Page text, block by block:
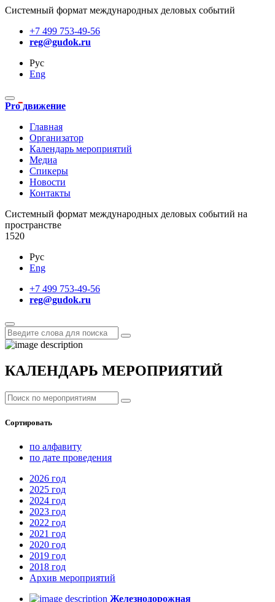
Системный формат международных деловых событий
+7 499 753-49-56
reg@gudok.ru
Рус
Eng
Pro движение
Главная
Организатор
Календарь мероприятий
Медиа
Спикеры
Новости
Контакты
Cистемный формат международных деловых событий на
пространстве
1520
Рус
Eng
+7 499 753-49-56
reg@gudok.ru
КАЛЕНДАРЬ МЕРОПРИЯТИЙ
Сортировать
по алфавиту
по дате проведения
2026 год
2025 год
2024 год
2023 год
2022 год
2021 год
2020 год
2019 год
2018 год
Архив мероприятий
Железнодорожная